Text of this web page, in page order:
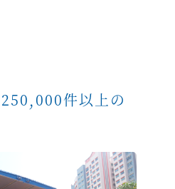
件以上の